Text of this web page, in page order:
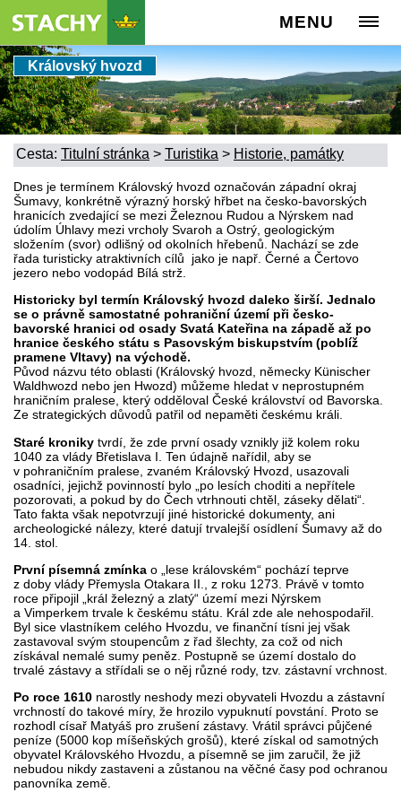
MENU
Královský hvozd
Cesta: Titulní stránka > Turistika > Historie, památky
Dnes je termínem Královský hvozd označován západní okraj
Šumavy, konkrétně výrazný horský hřbet na česko-bavorských
hranicích zvedající se mezi Železnou Rudou a Nýrskem nad
údolím Úhlavy mezi vrcholy Svaroh a Ostrý, geologickým
složením (svor) odlišný od okolních hřebenů. Nachází se zde
řada turisticky atraktivních cílů jako je např. Černé a Čertovo
jezero nebo vodopád Bílá strž.
Historicky byl termín Královský hvozd daleko širší. Jednalo
se o právně samostatné pohraniční území při česko-
bavorské hranici od osady Svatá Kateřina na západě až po
hranice českého státu s Pasovským biskupstvím (poblíž
pramene Vltavy) na východě.
Původ názvu této oblasti (Královský hvozd, německy Künischer
Waldhwozd nebo jen Hwozd) můžeme hledat v neprostupném
hraničním pralese, který odděloval České království od Bavorska.
Ze strategických důvodů patřil od nepaměti českému králi.
Staré kroniky tvrdí, že zde první osady vznikly již kolem roku
1040 za vlády Břetislava I. Ten údajně nařídil, aby se
v pohraničním pralese, zvaném Královský Hvozd, usazovali
osadníci, jejichž povinností bylo „po lesích choditi a nepřítele
pozorovati, a pokud by do Čech vtrhnouti chtěl, záseky dělati“.
Tato fakta však nepotvrzují jiné historické dokumenty, ani
archeologické nálezy, které datují trvalejší osídlení Šumavy až do
14. stol.
První písemná zmínka o „lese královském“ pochází teprve
z doby vlády Přemysla Otakara II., z roku 1273. Právě v tomto
roce připojil „král železný a zlatý“ území mezi Nýrskem
a Vimperkem trvale k českému státu. Král zde ale nehospodařil.
Byl sice vlastníkem celého Hvozdu, ve finanční tísni jej však
zastavoval svým stoupencům z řad šlechty, za což od nich
získával nemalé sumy peněz. Postupně se území dostalo do
trvalé zástavy a střídali se o něj různé rody, tzv. zástavní vrchnost.
Po roce 1610 narostly neshody mezi obyvateli Hvozdu a zástavní
vrchností do takové míry, že hrozilo vypuknutí povstání. Proto se
rozhodl císař Matyáš pro zrušení zástavy. Vrátil správci půjčené
peníze (5000 kop míšeňských grošů), které získal od samotných
obyvatel Královského Hvozdu, a písemně se jim zaručil, že již
nebudou nikdy zastaveni a zůstanou na věčné časy pod ochranou
panovníka země.